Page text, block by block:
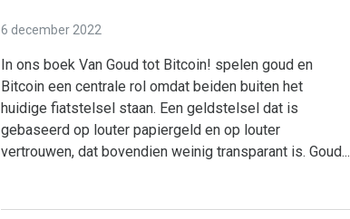
6 december 2022
In ons boek Van Goud tot Bitcoin! spelen goud en
Bitcoin een centrale rol omdat beiden buiten het
huidige fiatstelsel staan. Een geldstelsel dat is
gebaseerd op louter papiergeld en op louter
vertrouwen, dat bovendien weinig transparant is. Goud...